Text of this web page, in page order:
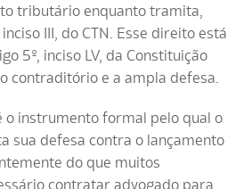
tributário enquanto tramita,
III, do CTN. Esse direito está
5º, inciso LV, da Constituição
contraditório e a ampla defesa.
o instrumento formal pelo qual o
sua defesa contra o lançamento
do que muitos
contratar advogado para